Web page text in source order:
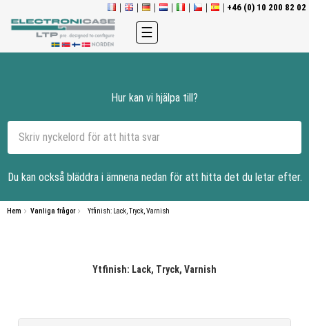
+46 (0) 10 200 82 02
Toggle
navigation
☰
Hur kan vi hjälpa till?
Du kan också bläddra i ämnena nedan för att hitta det du letar efter.
Hem Vanliga frågor Ytfinish: Lack, Tryck, Varnish
Ytfinish: Lack, Tryck, Varnish